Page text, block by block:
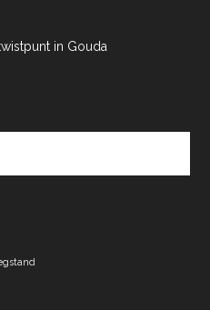
in Gouda